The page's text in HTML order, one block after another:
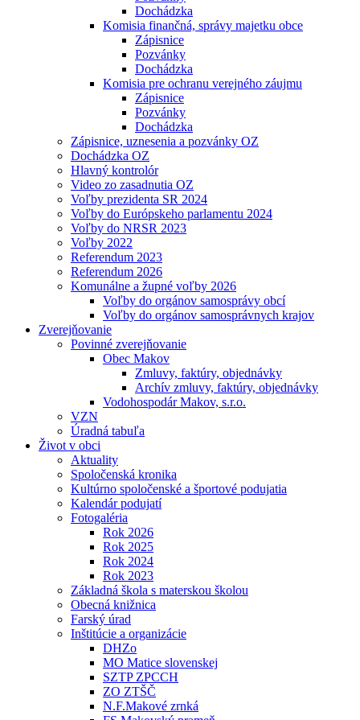
Dochádzka
Komisia finančná, správy majetku obce
Zápisnice
Pozvánky
Dochádzka
Komisia pre ochranu verejného záujmu
Zápisnice
Pozvánky
Dochádzka
Zápisnice, uznesenia a pozvánky OZ
Dochádzka OZ
Hlavný kontrolór
Video zo zasadnutia OZ
Voľby prezidenta SR 2024
Voľby do Európskeho parlamentu 2024
Voľby do NRSR 2023
Voľby 2022
Referendum 2023
Referendum 2026
Komunálne a župné voľby 2026
Voľby do orgánov samosprávy obcí
Voľby do orgánov samosprávnych krajov
Zverejňovanie
Povinné zverejňovanie
Obec Makov
Zmluvy, faktúry, objednávky
Archív zmluvy, faktúry, objednávky
Vodohospodár Makov, s.r.o.
VZN
Úradná tabuľa
Život v obci
Aktuality
Spoločenská kronika
Kultúrno spoločenské a športové podujatia
Kalendár podujatí
Fotogaléria
Rok 2026
Rok 2025
Rok 2024
Rok 2023
Základná škola s materskou školou
Obecná knižnica
Farský úrad
Inštitúcie a organizácie
DHZo
MO Matice slovenskej
SZTP ZPCCH
ZO ZTŠČ
N.F.Makové zrnká